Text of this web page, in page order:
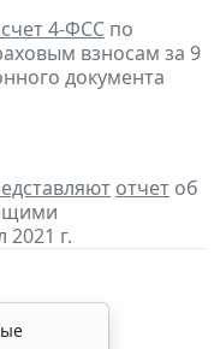
4-ФСС по
взносам за 9
документа
отчет об
2021 г.